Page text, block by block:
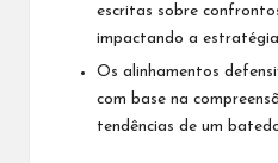
escritas sobre
impactando a estratégia
Os alinhamentos
com base na
tendências de um